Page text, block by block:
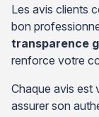
Les avis clients
bon
transparence
renforce votre
Chaque avis est
assurer son